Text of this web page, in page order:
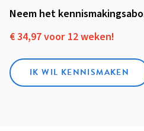
Neem het
€ 34,97 voor 12 weken!
IK WIL KENNISMAKEN